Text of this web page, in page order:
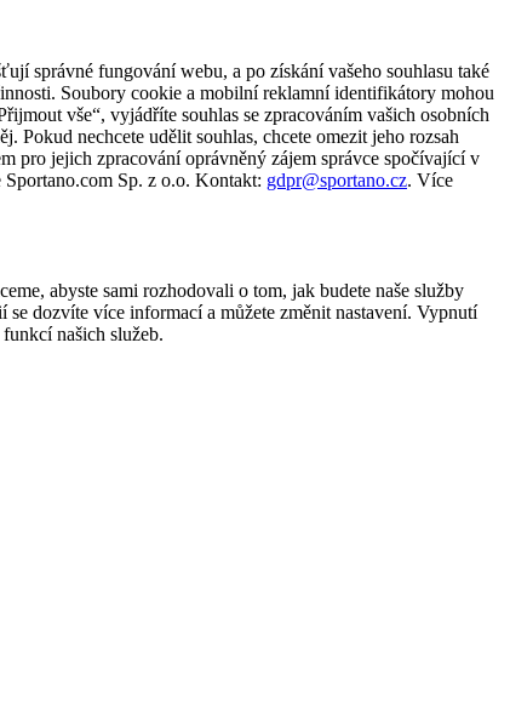
správné fungování webu, a po získání vašeho souhlasu také
Soubory cookie a mobilní reklamní identifikátory mohou
vše“, vyjádříte souhlas se zpracováním vašich osobních
nechcete udělit souhlas, chcete omezit jeho rozsah
pro jejich zpracování oprávněný zájem správce spočívající v
Sp. z o.o. Kontakt: gdpr@sportano.cz. Více
abyste sami rozhodovali o tom, jak budete naše služby
dozvíte více informací a můžete změnit nastavení. Vypnutí
našich služeb.